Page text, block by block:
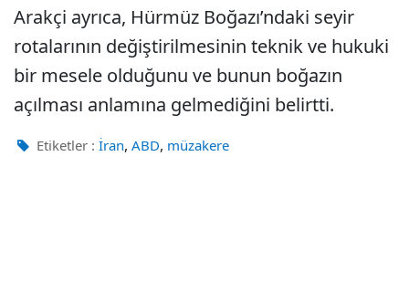
Arakçi ayrıca, Hürmüz Boğazı’ndaki seyir
rotalarının değiştirilmesinin teknik ve hukuki
bir mesele olduğunu ve bunun boğazın
açılması anlamına gelmediğini belirtti.
Etiketler : İran, ABD, müzakere